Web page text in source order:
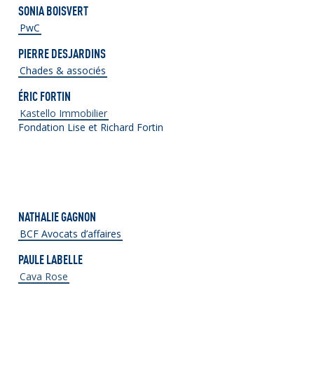
SONIA BOISVERT
PwC
PIERRE DESJARDINS
Chades & associés
ÉRIC FORTIN
Kastello Immobilier
Fondation Lise et Richard Fortin
NATHALIE GAGNON
BCF Avocats d’affaires
PAULE LABELLE
Cava Rose